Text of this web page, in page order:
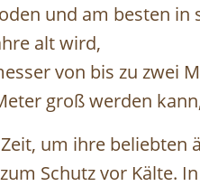
und am besten in
alt wird,
von bis zu zwei
groß werden
um ihre beliebten
Schutz vor Kälte.